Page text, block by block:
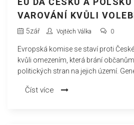
VAROVÁNÍ KVŮLI
OBČANŮ
5zář Vojtěch Válka 0
Evropská komise se staví proti
kvůli omezením, která brání
politických stran na jejich území.
porušují práva občanů Unie. Právní
Číst více